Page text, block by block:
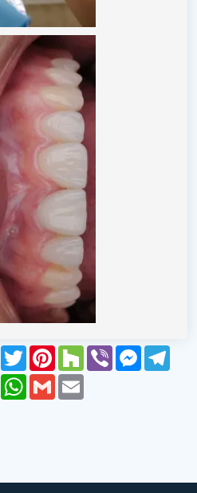
FacebookTwitterPinterest
HouzzViber
Skype WhatsApp
Gmail